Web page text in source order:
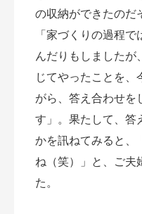
の収納ができたのだ
「家づくりの過程
んだりもしましたが
じてやったことを、
がら、答え合わせを
す」。果たして、答
かを訊ねてみると、
ね（笑）」と、ご夫
た。